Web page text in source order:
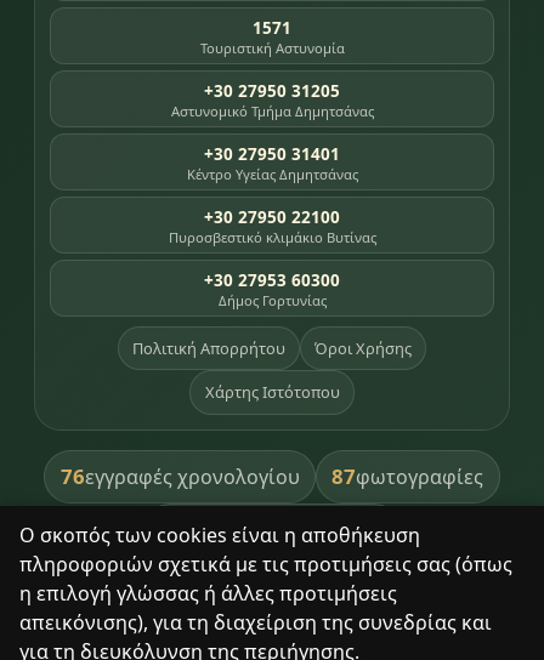
Ο σκοπός των cookies είναι η αποθήκευση
πληροφοριών σχετικά με τις προτιμήσεις σας (όπως
η επιλογή γλώσσας ή άλλες προτιμήσεις
απεικόνισης), για τη διαχείριση της συνεδρίας και
για τη διευκόλυνση της περιήγησης.
1571
Τουριστική Αστυνομία
+30 27950 31205
Αστυνομικό Τμήμα Δημητσάνας
+30 27950 31401
Κέντρο Υγείας Δημητσάνας
+30 27950 22100
Πυροσβεστικό κλιμάκιο Βυτίνας
+30 27953 60300
Δήμος Γορτυνίας
Πολιτική Απορρήτου Όροι Χρήσης
Χάρτης Ιστότοπου
76εγγραφές χρονολογίου 87φωτογραφίες
391βιβλία βιβλιοθήκης
8σημεία κληρονομιάς